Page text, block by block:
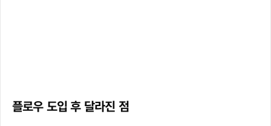
플로우 도입 후 달라진 점